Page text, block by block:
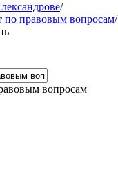
/
по правовым вопросам/
вопросам